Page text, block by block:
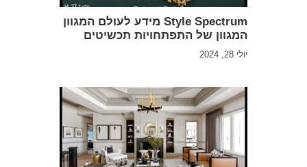
Style Spectrum מידע לעולם המגוון
המגוון של התפתחויות תכשיטים
יולי 28, 2024